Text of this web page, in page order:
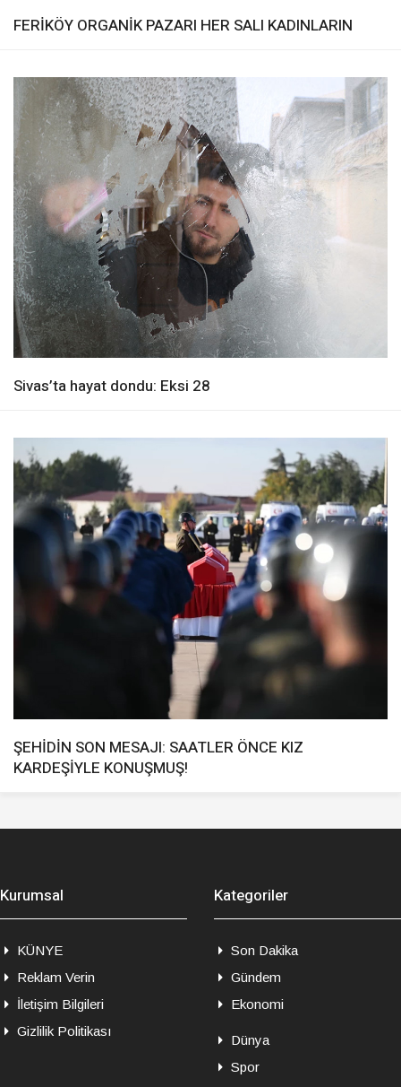
FERİKÖY ORGANİK PAZARI HER SALI KADINLARIN
Sivas’ta hayat dondu: Eksi 28
ŞEHİDİN SON MESAJI: SAATLER ÖNCE KIZ
KARDEŞİYLE KONUŞMUŞ!
Kurumsal
KÜNYE
Reklam Verin
İletişim Bilgileri
Gizlilik Politikası
Kategoriler
Son Dakika
Gündem
Ekonomi
Dünya
Spor